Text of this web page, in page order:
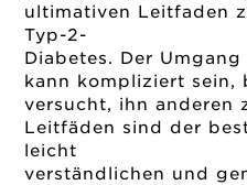
ultimativen Leitfaden
Typ-2-
Diabetes. Der
kann kompliziert sein,
versucht, ihn anderen
Leitfäden sind der
leicht
verständlichen und